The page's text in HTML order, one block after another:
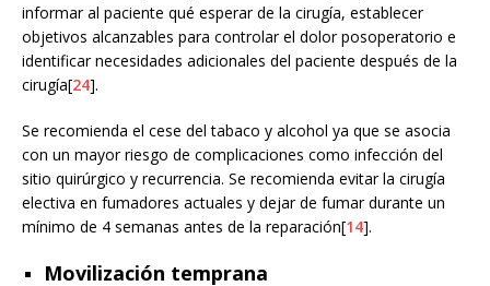
informar al paciente qué esperar de la cirugía, establecer
objetivos alcanzables para controlar el dolor posoperatorio e
identificar necesidades adicionales del paciente después de la
cirugía[24].
Se recomienda el cese del tabaco y alcohol ya que se asocia
con un mayor riesgo de complicaciones como infección del
sitio quirúrgico y recurrencia. Se recomienda evitar la cirugía
electiva en fumadores actuales y dejar de fumar durante un
mínimo de 4 semanas antes de la reparación[14].
Movilización temprana